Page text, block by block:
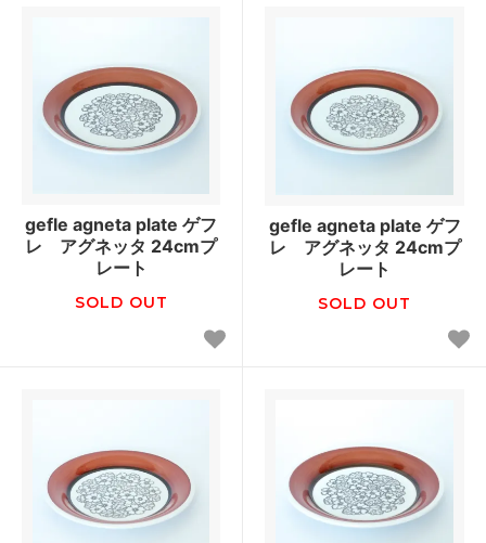
gefle agneta plate ゲフ
レ アグネッタ 24cmプ
レート
SOLD OUT
gefle agneta plate ゲフ
レ アグネッタ 24cmプ
レート
SOLD OUT